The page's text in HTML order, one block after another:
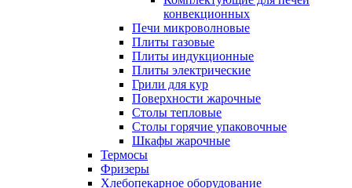
конвекционных
Печи микроволновые
Плиты газовые
Плиты индукционные
Плиты электрические
Грили для кур
Поверхности жарочные
Столы тепловые
Столы горячие упаковочные
Шкафы жарочные
Термосы
Фризеры
Хлебопекарное оборудование